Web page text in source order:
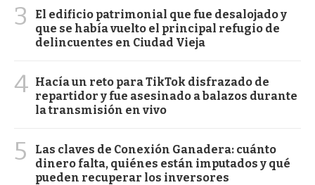
3
El edificio patrimonial que fue desalojado y
que se había vuelto el principal refugio de
delincuentes en Ciudad Vieja
4 Hacía un reto para TikTok disfrazado de
repartidor y fue asesinado a balazos durante
la transmisión en vivo
5
Las claves de Conexión Ganadera: cuánto
dinero falta, quiénes están imputados y qué
pueden recuperar los inversores